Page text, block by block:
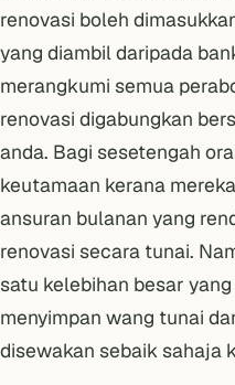
renovasi boleh
yang diambil daripada
merangkumi semua
renovasi digabungkan
anda. Bagi sesetengah
keutamaan kerana
ansuran bulanan yang
renovasi secara tunai.
satu kelebihan besar
menyimpan wang tunai
disewakan sebaik sahaja